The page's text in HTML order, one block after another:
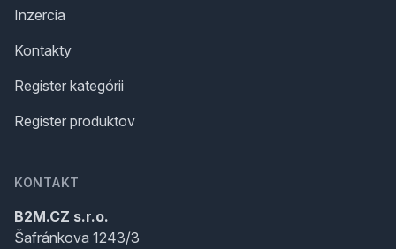
Inzercia
Kontakty
Register kategórii
Register produktov
KONTAKT
B2M.CZ s.r.o.
Šafránkova 1243/3